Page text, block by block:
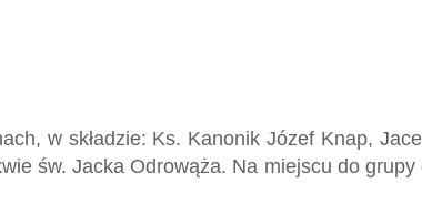
w składzie: Ks. Kanonik Józef Knap,
św. Jacka Odrowąża. Na miejscu do grupy